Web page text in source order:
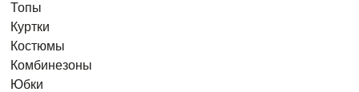
Топы
Куртки
Костюмы
Комбинезоны
Юбки